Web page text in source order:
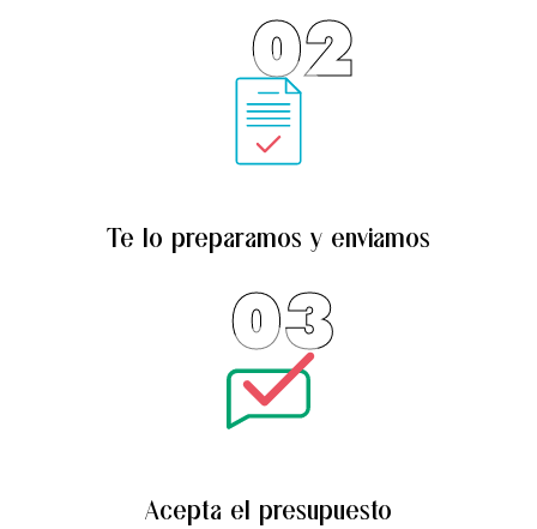
producto
Te lo preparamos y enviamos
02
Acepta el presupuesto
03